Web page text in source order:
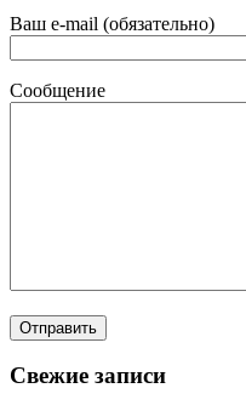
Ваш e-mail (обязательно)
Сообщение
Свежие записи